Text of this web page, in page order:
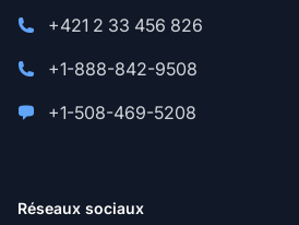
+421 2 33 456 826
+1-888-842-9508
+1-508-469-5208
Réseaux sociaux